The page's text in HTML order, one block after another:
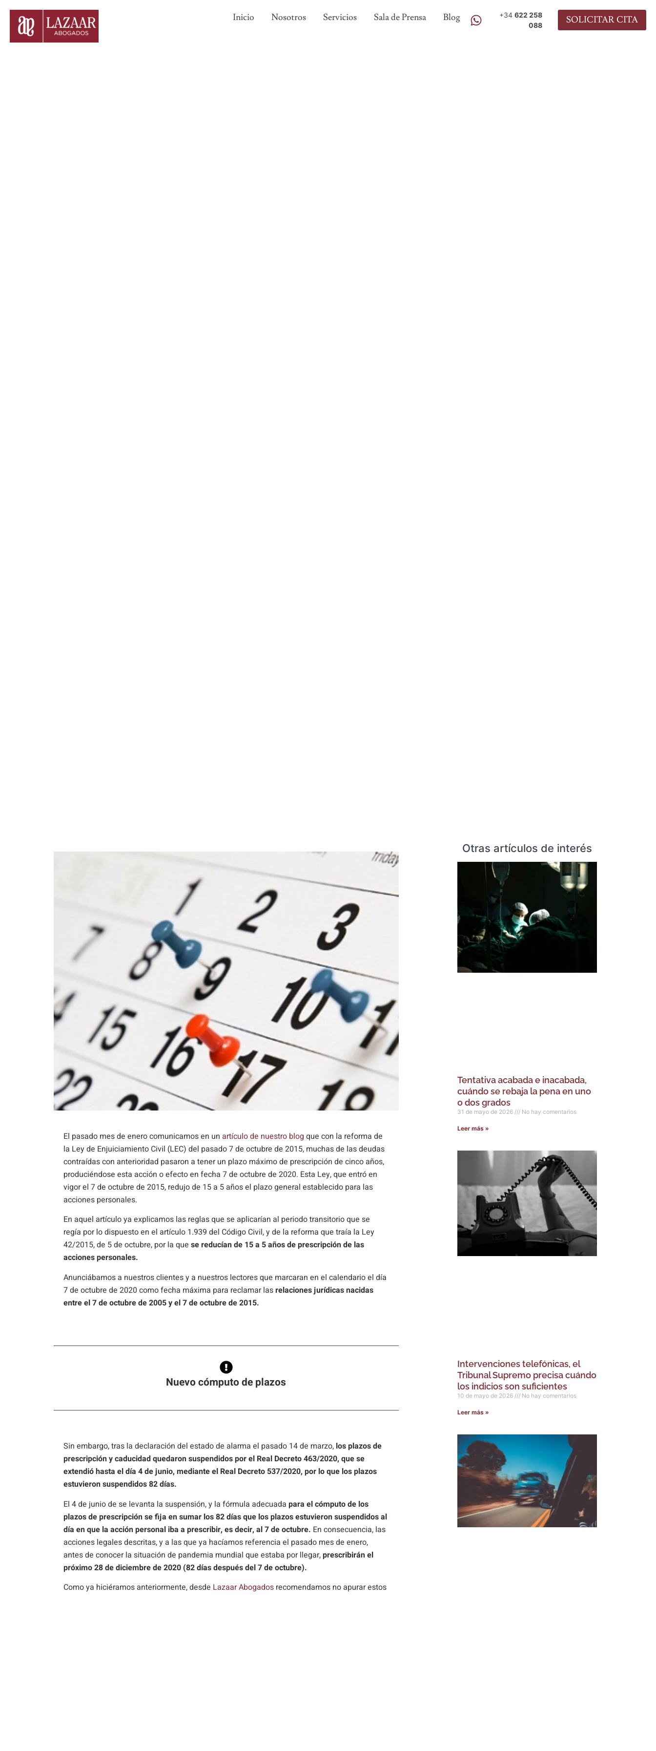
Inicio Nosotros Servicios Sala de Prensa Blog +34622 258
088
SOLICITAR CITA
El pasado mes de enero comunicamos en un artículo de nuestro blog que con la reforma de
la Ley de Enjuiciamiento Civil (LEC) del pasado 7 de octubre de 2015, muchas de las deudas
contraídas con anterioridad pasaron a tener un plazo máximo de prescripción de cinco años,
produciéndose esta acción o efecto en fecha 7 de octubre de 2020. Esta Ley, que entró en
vigor el 7 de octubre de 2015, redujo de 15 a 5 años el plazo general establecido para las
acciones personales.
En aquel artículo ya explicamos las reglas que se aplicarían al periodo transitorio que se
regía por lo dispuesto en el artículo 1.939 del Código Civil, y de la reforma que traía la Ley
42/2015, de 5 de octubre, por la que se reducían de 15 a 5 años de prescripción de las
acciones personales.
Anunciábamos a nuestros clientes y a nuestros lectores que marcaran en el calendario el día
7 de octubre de 2020 como fecha máxima para reclamar lasrelaciones jurídicas nacidas
entre el 7 de octubre de 2005 y el 7 de octubre de 2015.
Nuevo cómputo de plazos
Sin embargo, tras la declaración del estado de alarma el pasado 14 de marzo, los plazos de
prescripción y caducidad quedaron suspendidos por el Real Decreto 463/2020, que se
extendió hasta el día 4 de junio, mediante el Real Decreto 537/2020, por lo que los plazos
estuvieron suspendidos 82 días.
El 4 de junio de se levanta la suspensión, y la fórmula adecuada para el cómputo de los
plazos de prescripción se fija en sumar los 82 días que los plazos estuvieron suspendidos al
día en que la acción personal iba a prescribir, es decir, al 7 de octubre. En consecuencia, las
acciones legales descritas, y a las que ya hacíamos referencia el pasado mes de enero,
antes de conocer la situación de pandemia mundial que estaba por llegar,prescribirán el
próximo 28 de diciembre de 2020 (82 días después del 7 de octubre).
Como ya hiciéramos anteriormente, desde Lazaar Abogados recomendamos no apurar estos
Otras artículos de interés
Tentativa acabada e inacabada,
cuándo se rebaja la pena en uno
o dos grados
31 de mayo de 2026 No hay comentarios
Leer más »
Intervenciones telefónicas, el
Tribunal Supremo precisa cuándo
los indicios son suficientes
10 de mayo de 2026 No hay comentarios
Leer más »